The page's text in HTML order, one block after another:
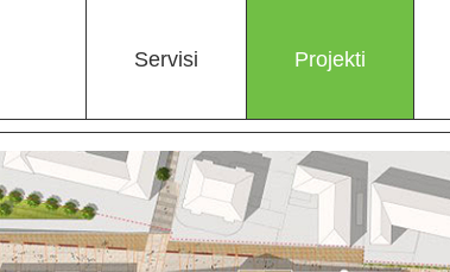
Servisi Projekti